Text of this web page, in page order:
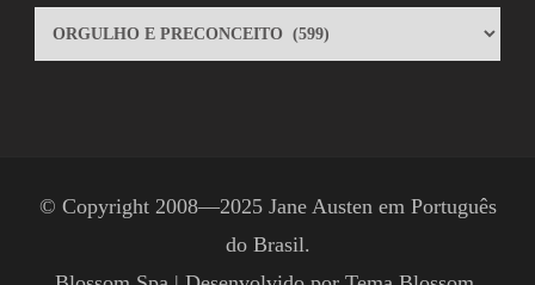
CATEGORIAS
© Copyright 2008—2025 Jane Austen em Português
do Brasil.